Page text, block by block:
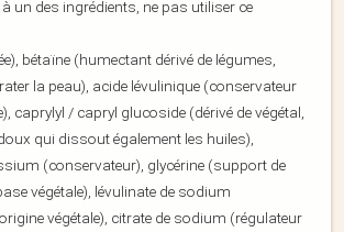
à un des ingrédients, ne pas utiliser ce
bétaïne (humectant dérivé de légumes,
la peau), acide lévulinique (conservateur
caprylyl / capryl glucoside (dérivé de végétal,
qui dissout également les huiles),
(conservateur), glycérine (support de
végétale), lévulinate de sodium
végétale), citrate de sodium (régulateur